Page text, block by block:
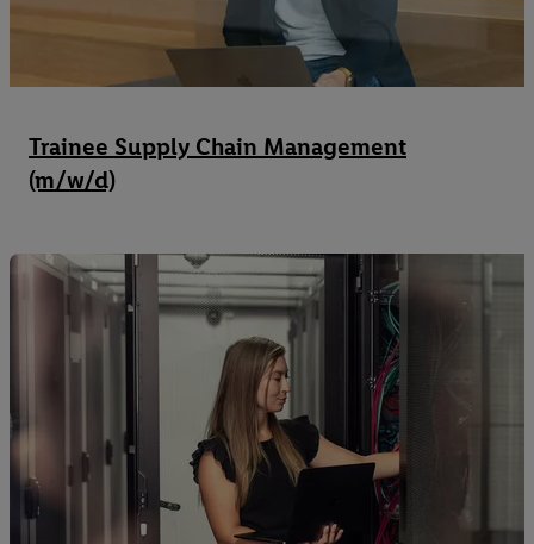
Trainee Supply Chain Management
(m/w/d)